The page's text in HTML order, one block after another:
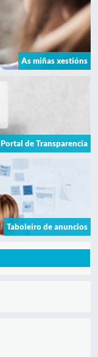
As miñas xestións
Portal de Transparencia
Taboleiro de anuncios